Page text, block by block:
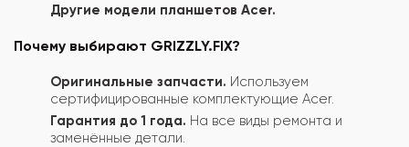
Другие модели планшетов Acer.
Почему выбирают GRIZZLY.FIX?
Оригинальные запчасти. Используем
сертифицированные комплектующие Acer.
Гарантия до 1 года. На все виды ремонта и
заменённые детали.